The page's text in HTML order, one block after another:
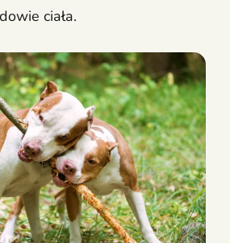
ciała.